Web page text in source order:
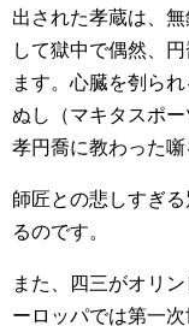
出された孝蔵は、
して獄中で偶然、
ます。心臓を刳ら
ぬし（マキタスポー
孝円喬に教わった噺
師匠との悲しすぎ
るのです。
また、四三がオリ
ーロッパでは第一